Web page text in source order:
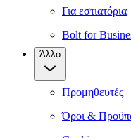
Για εστιατόρια
Bolt for
Άλλο
Προμηθευτές
Όροι &